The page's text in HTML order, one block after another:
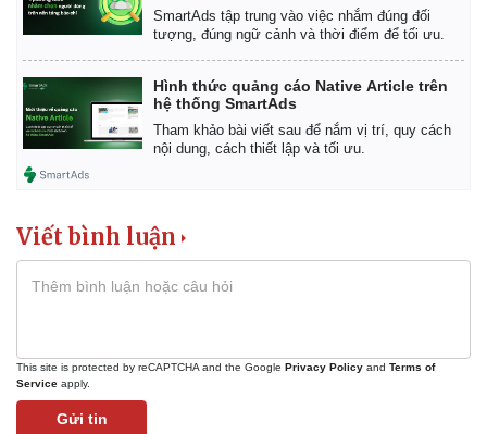
Pháp luật
Vụ án
Tin nóng
Quân sự - Quốc phòng
Vũ khí
SmartAds tập trung vào việc nhắm đúng đối
tượng, đúng ngữ cảnh và thời điểm để tối ưu.
Hình thức quảng cáo Native Article trên
hệ thống SmartAds
Tham khảo bài viết sau để nắm vị trí, quy cách
nội dung, cách thiết lập và tối ưu.
Viết bình luận
This site is protected by reCAPTCHA and the Google Privacy Policy and Terms of
Service apply.
Gửi tin